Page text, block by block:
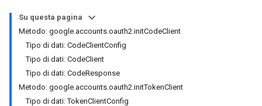
Su questa pagina
Metodo: google.accounts.oauth2.initCodeClient
Tipo di dati: CodeClientConfig
Tipo di dati: CodeClient
Tipo di dati: CodeResponse
Metodo: google.accounts.oauth2.initTokenClient
Tipo di dati: TokenClientConfig